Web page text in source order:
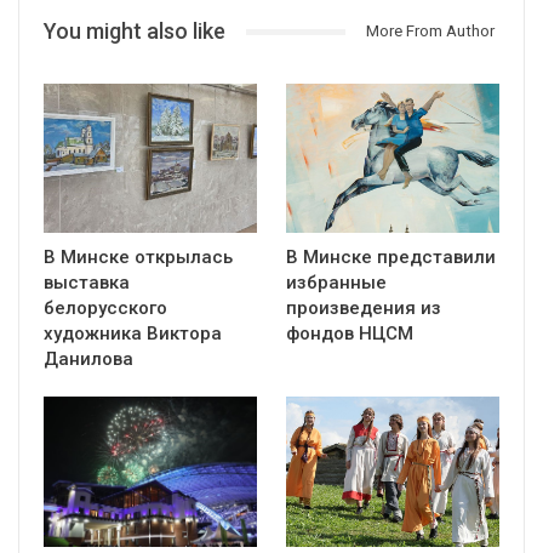
You might also like More From Author
В Минске открылась
выставка
белорусского
художника Виктора
Данилова
В Минске представили
избранные
произведения из
фондов НЦСМ